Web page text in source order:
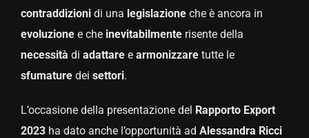
contraddizionidi una legislazioneche è ancora in
evoluzionee che inevitabilmenterisente della
necessità di adattaree armonizzaretutte le
sfumaturedei settori.
L’occasione della presentazione del Rapporto Export
2023ha dato anche l’opportunità ad Alessandra Ricci